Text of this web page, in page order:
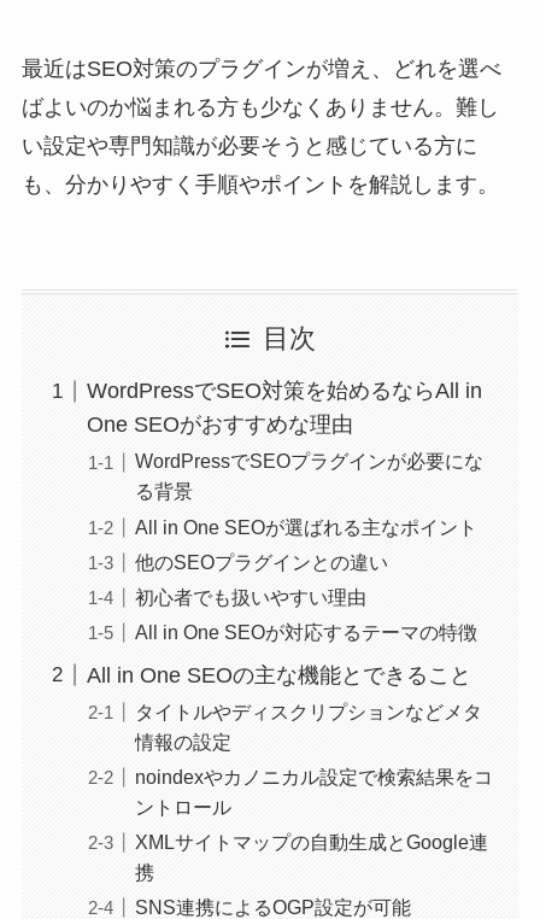
最近はSEO対策のプラグインが増え、どれを選べ
ばよいのか悩まれる方も少なくありません。難し
い設定や専門知識が必要そうと感じている方に
も、分かりやすく手順やポイントを解説します。
目次
WordPressでSEO対策を始めるならAll in
One SEOがおすすめな理由
WordPressでSEOプラグインが必要にな
る背景
All in One SEOが選ばれる主なポイント
他のSEOプラグインとの違い
初心者でも扱いやすい理由
All in One SEOが対応するテーマの特徴
All in One SEOの主な機能とできること
タイトルやディスクリプションなどメタ
情報の設定
noindexやカノニカル設定で検索結果をコ
ントロール
XMLサイトマップの自動生成とGoogle連
携
SNS連携によるOGP設定が可能